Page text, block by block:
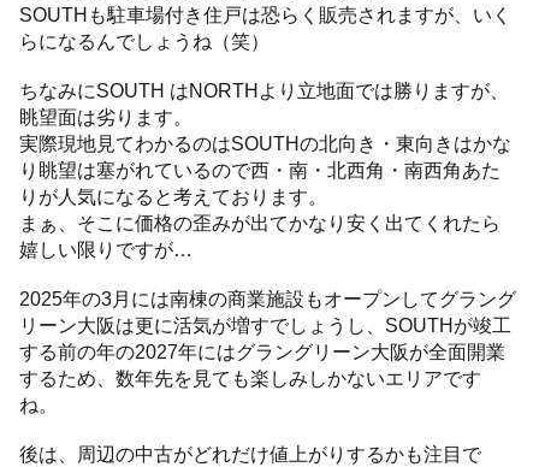
SOUTHも駐車場付き住戸は恐らく販売されますが、いく
らになるんでしょうね（笑）
ちなみにSOUTH はNORTHより立地面では勝りますが、
眺望面は劣ります。
実際現地見てわかるのはSOUTHの北向き・東向きはかな
り眺望は塞がれているので西・南・北西角・南西角あた
りが人気になると考えております。
まぁ、そこに価格の歪みが出てかなり安く出てくれたら
嬉しい限りですが…
2025年の3月には南棟の商業施設もオープンしてグラング
リーン大阪は更に活気が増すでしょうし、SOUTHが竣工
する前の年の2027年にはグラングリーン大阪が全面開業
するため、数年先を見ても楽しみしかないエリアです
ね。
後は、周辺の中古がどれだけ値上がりするかも注目で